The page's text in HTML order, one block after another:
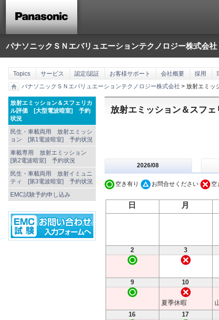
パナソニックＳＮエバリュエーションテクノロジー株式会社
Topics サービス 認定/認証 お客様サポート 会社概要 採用
パナソニックＳＮエバリュエーションテクノロジー株式会社 > 放射エミ
放射エミッション＆スフ
2026/08
空き有り お問合せください 空
日 月
2 3
9 10
夏季休暇
16
17
放射エミッション＆スフェリカ
ル評価 [大型電波暗室] 予約
状況
民生・車載両用 放射エミッシ
ョン [第1電波暗室] 予約状況
車載専用 放射エミッション
[第2電波暗室] 予約状況
民生・車載両用 放射イミュニ
ティ [第3電波暗室] 予約状況
EMC試験予約申し込み